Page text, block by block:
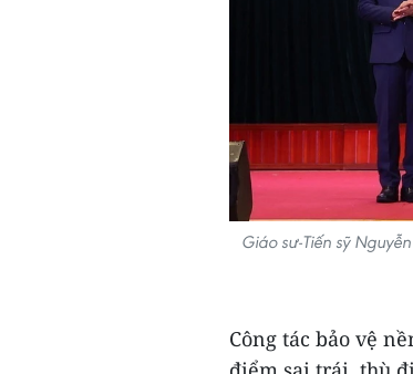
Giáo sư-Tiến sỹ
Công tác bảo vệ